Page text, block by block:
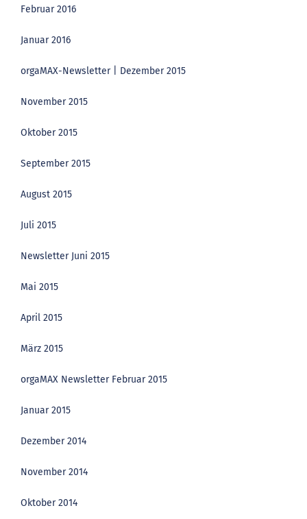
Februar 2016
Januar 2016
orgaMAX-Newsletter | Dezember 2015
November 2015
Oktober 2015
September 2015
August 2015
Juli 2015
Newsletter Juni 2015
Mai 2015
April 2015
März 2015
orgaMAX Newsletter Februar 2015
Januar 2015
Dezember 2014
November 2014
Oktober 2014